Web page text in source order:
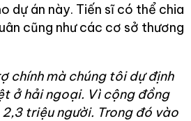
dự án này. Tiến sĩ có thể chia
cũng như các cơ sở thương
chính mà chúng tôi dự định
ở hải ngoại. Vì cộng đồng
triệu người. Trong đó vào